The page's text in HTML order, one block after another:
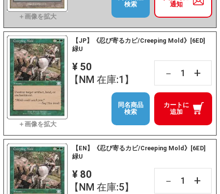
通知
検索
【JP】《忍び寄るカビ/Creeping Mold》[6ED]
緑U
¥ 50
【NM 在庫:1】
－ +
カートに
追加
同名商品
検索
【EN】《忍び寄るカビ/Creeping Mold》[6ED]
緑U
¥ 80
【NM 在庫:5】
－ +